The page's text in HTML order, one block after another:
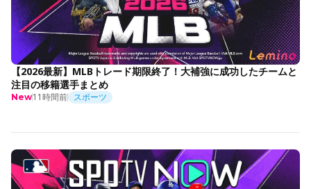
【2026最新】MLBトレード期限終了！大補強に成功したチームと
注目の移籍選手まとめ
New11時間前 スポーツ